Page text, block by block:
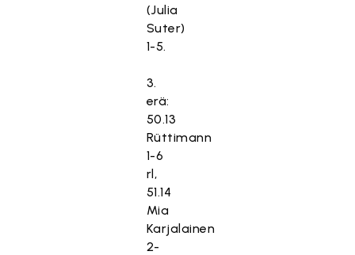
(Julia
Suter)
1-5.
3.
erä:
50.13
Rüttimann
1-6
rl,
51.14
Mia
Karjalainen
2-